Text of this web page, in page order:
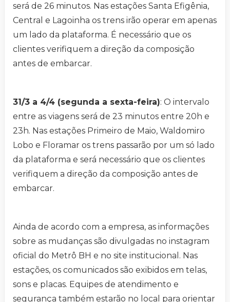
será de 26 minutos. Nas estações Santa Efigênia,
Central e Lagoinha os trens irão operar em apenas
um lado da plataforma. É necessário que os
clientes verifiquem a direção da composição
antes de embarcar.
31/3 a 4/4 (segunda a sexta-feira): O intervalo
entre as viagens será de 23 minutos entre 20h e
23h. Nas estações Primeiro de Maio, Waldomiro
Lobo e Floramar os trens passarão por um só lado
da plataforma e será necessário que os clientes
verifiquem a direção da composição antes de
embarcar.
Ainda de acordo com a empresa, as informações
sobre as mudanças são divulgadas no instagram
oficial do Metrô BH e no site institucional. Nas
estações, os comunicados são exibidos em telas,
sons e placas. Equipes de atendimento e
segurança também estarão no local para orientar